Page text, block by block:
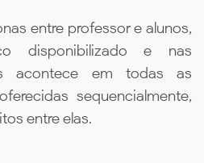
entre professor e alunos,
disponibilizado e nas
acontece em todas as
sequencialmente,
entre elas.